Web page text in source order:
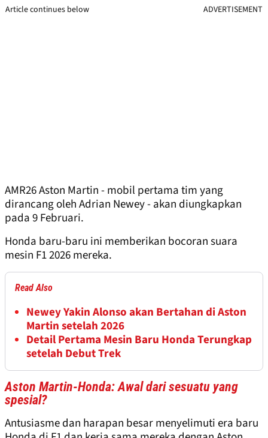
Article continues below ADVERTISEMENT
AMR26 Aston Martin - mobil pertama tim yang
dirancang oleh Adrian Newey - akan diungkapkan
pada 9 Februari.
Honda baru-baru ini memberikan bocoran suara
mesin F1 2026 mereka.
Read Also
Newey Yakin Alonso akan Bertahan di Aston
Martin setelah 2026
Detail Pertama Mesin Baru Honda Terungkap
setelah Debut Trek
Aston Martin-Honda: Awal dari sesuatu yang
spesial?
Antusiasme dan harapan besar menyelimuti era baru